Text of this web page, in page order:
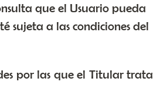
que el Usuario pueda
sujeta a las condiciones del
por las que el Titular trata